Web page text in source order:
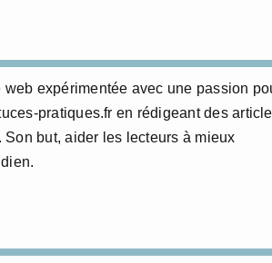
expérimentée avec une passion
pratiques.fr en rédigeant des
but, aider les lecteurs à mieux